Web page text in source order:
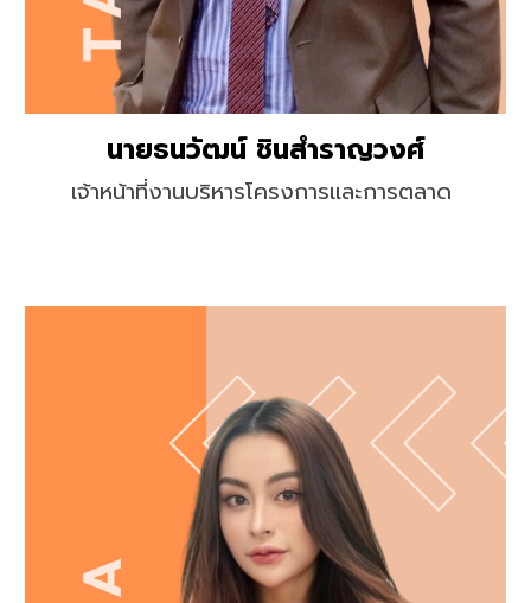
นายธนวัฒน์ ชินสำราญวงศ์
เจ้าหน้าที่งานบริหารโครงการและการตลาด